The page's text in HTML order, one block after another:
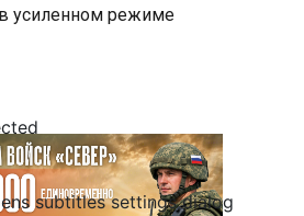
subtitles settings dialog
усиленном режиме